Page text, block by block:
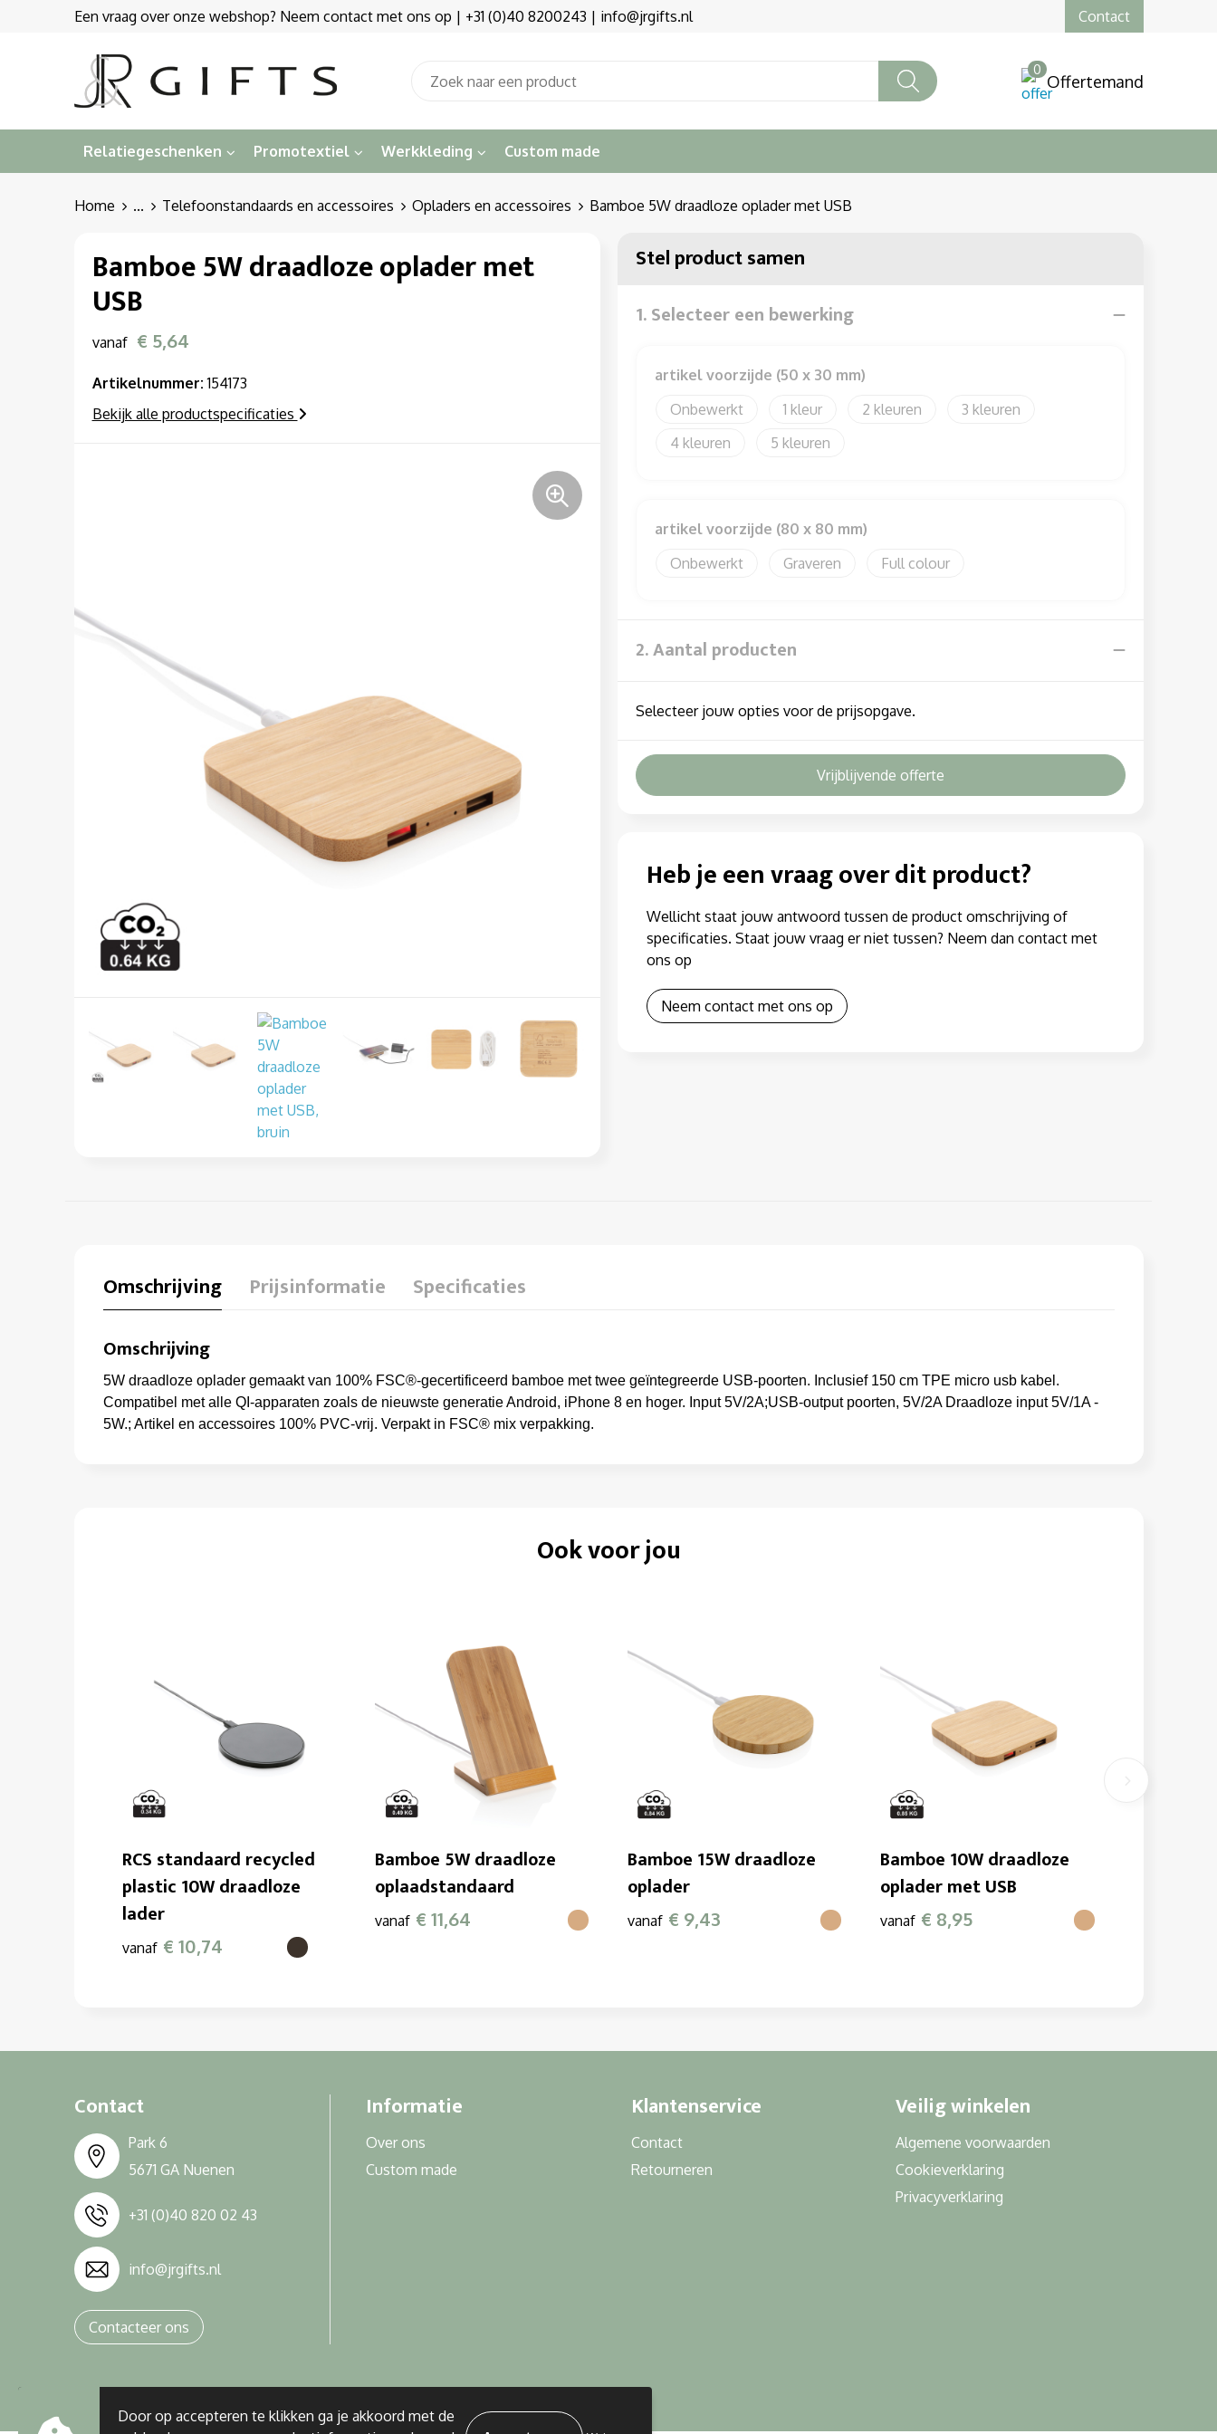
Een vraag over onze webshop? Neem contact met ons op | +31 (0)40 8200243 | info@jrgifts.nl Contact
0
Offertemand
Relatiegeschenken Promotextiel Werkkleding Custom made
Home ... Telefoonstandaards en accessoires Opladers en accessoires Bamboe 5W draadloze oplader met USB
Bamboe 5W draadloze oplader met
USB
vanaf € 5,64
Artikelnummer: 154173
Bekijk alle productspecificaties
Stel product samen
1. Selecteer een bewerking
artikel voorzijde (50 x 30 mm)
Onbewerkt
1 2
3
4
5
artikel voorzijde (80 x 80 mm)
Onbewerkt
Graveren Full colour
2. Aantal producten
Selecteer jouw opties voor de prijsopgave.
Vrijblijvende offerte
Heb je een vraag over dit product?
Wellicht staat jouw antwoord tussen de product omschrijving of
specificaties. Staat jouw vraag er niet tussen? Neem dan contact met
ons op
Neem contact met ons op
Omschrijving Prijsinformatie Specificaties
Omschrijving
5W draadloze oplader gemaakt van 100% FSC®-gecertificeerd bamboe met twee geïntegreerde USB-poorten. Inclusief 150 cm TPE micro usb kabel.
Compatibel met alle QI-apparaten zoals de nieuwste generatie Android, iPhone 8 en hoger. Input 5V/2A;USB-output poorten, 5V/2A Draadloze input 5V/1A -
5W.; Artikel en accessoires 100% PVC-vrij. Verpakt in FSC® mix verpakking.
Ook voor jou
RCS standaard recycled
plastic 10W draadloze
lader
vanaf € 10,74
Bamboe 5W draadloze
oplaadstandaard
vanaf € 11,64
Bamboe 15W draadloze
oplader
vanaf € 9,43
Bamboe 10W draadloze
oplader met USB
vanaf € 8,95
Contact
Park 6
5671 GA Nuenen
+31 (0)40 820 02 43
info@jrgifts.nl
Contacteer ons
Informatie
Over ons
Custom made
Klantenservice
Contact
Retourneren
Veilig winkelen
Algemene voorwaarden
Cookieverklaring
Privacyverklaring
Door op accepteren te klikken ga je akkoord met de